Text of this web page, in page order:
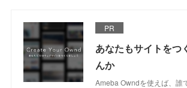
PR
あなたもサイトをつ
んか
Ameba Owndを使えば、誰